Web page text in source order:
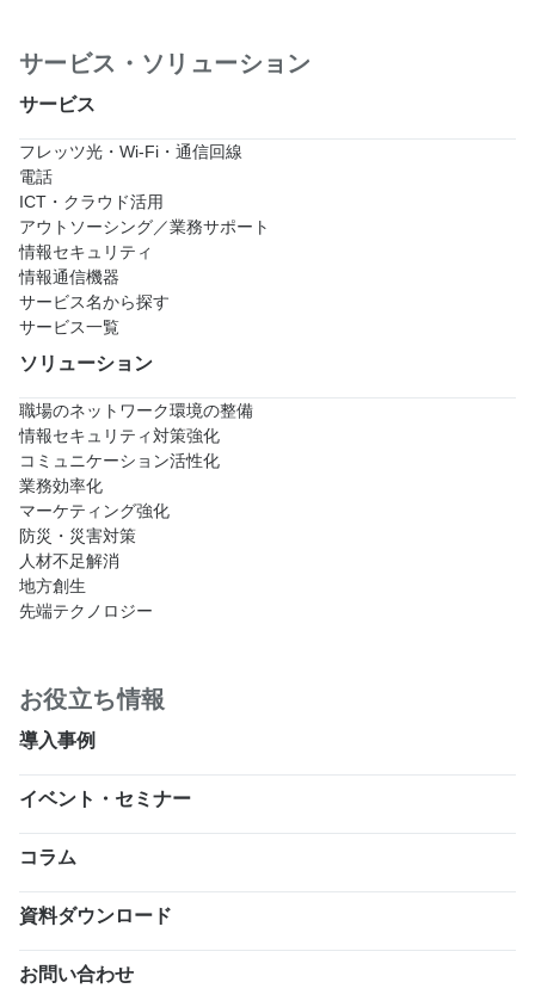
サービス・ソリューション
サービス
フレッツ光・Wi-Fi・通信回線
電話
ICT・クラウド活用
アウトソーシング／業務サポート
情報セキュリティ
情報通信機器
サービス名から探す
サービス一覧
ソリューション
職場のネットワーク環境の整備
情報セキュリティ対策強化
コミュニケーション活性化
業務効率化
マーケティング強化
防災・災害対策
人材不足解消
地方創生
先端テクノロジー
お役立ち情報
導入事例
イベント・セミナー
コラム
資料ダウンロード
お問い合わせ